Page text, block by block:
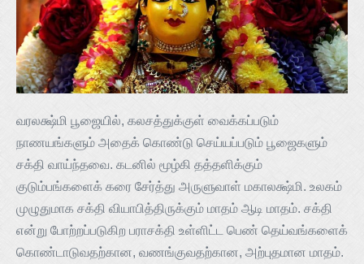
வரலக்ஷ்மி பூஜையில், கலசத்துக்குள் வைக்கப்படும்
நாணயங்களும் அதைக் கொண்டு செய்யப்படும் பூஜைகளும்
சக்தி வாய்ந்தவை. கடனில் மூழ்கி தத்தளிக்கும்
குடும்பங்களைக் கரை சேர்த்து அருளுவாள் மகாலக்ஷ்மி. உலகம்
முழுதுமாக சக்தி வியாபித்திருக்கும் மாதம் ஆடி மாதம். சக்தி
என்று போற்றப்படுகிற பராசக்தி உள்ளிட்ட பெண் தெய்வங்களைக்
கொண்டாடுவதற்கான, வணங்குவதற்கான, அற்புதமான மாதம்.